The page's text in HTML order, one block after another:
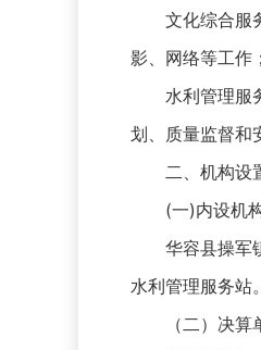
文化综合服
影、网络等工作
水利管理服
划、质量监督和
二、机构设
(一)内设机
华容县操军
水利管理服务站。
（二）决算